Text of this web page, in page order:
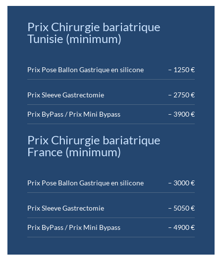
Prix Chirurgie bariatrique
Tunisie (minimum)
Prix Pose Ballon Gastrique en silicone – 1250 €
Prix Sleeve Gastrectomie – 2750 €
Prix ByPass / Prix Mini Bypass – 3900 €
Prix Chirurgie bariatrique
France (minimum)
Prix Pose Ballon Gastrique en silicone – 3000 €
Prix Sleeve Gastrectomie – 5050 €
Prix ByPass / Prix Mini Bypass – 4900 €